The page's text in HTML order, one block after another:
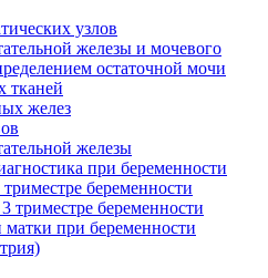
узлов
железы и мочевого
остаточной мочи
тканей
желез
железы
при беременности
беременности
триместре беременности
при беременности